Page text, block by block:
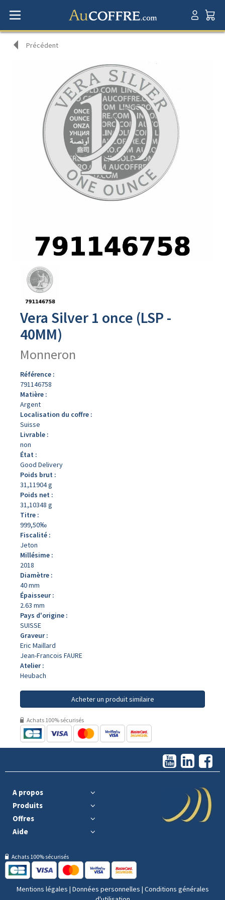
Précédent
produit
Vera Silver 1 once (LSP -
40MM)
Monneron
Référence :
791146758
Matière :
Argent
Localisation du coffre :
Suisse
Livrable :
non
État :
Good Delivery
Poids brut :
31,11904 g
Poids net :
31,10348 g
Titre :
999,50‰
Fiscalité :
Jeton
Millésime :
2018
Diamètre :
40 mm
Épaisseur :
2.63 mm
Pays d'origine :
SUISSE
Graveur :
Eric Maillard
Jean-Francois FAURE
Atelier :
Heubach
Acheter un produit similaire
Achats 100% sécurisés
A propos
Produits
Offres
Aide
Achats 100% sécurisés
Mentions légales | Données personnelles | Conditions générales